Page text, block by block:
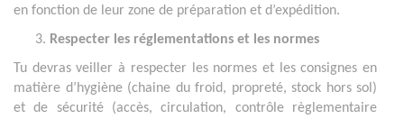
en fonction de leur zone de préparation et d’expédition.
Respecter les réglementations et les normes
Tu devras veiller à respecter les normes et les consignes en
matière d’hygiène (chaine du froid, propreté, stock hors sol)
et de sécurité (accès, circulation, contrôle règlementaire